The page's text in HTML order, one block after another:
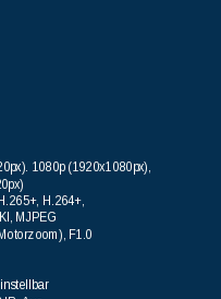
1080p (1920x1080px),
H.264+,
MJPEG
F1.0